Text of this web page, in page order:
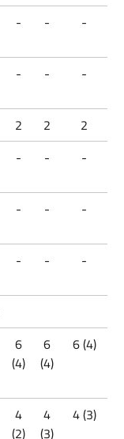
- - -
- - -
2 2
2
- - -
- - -
- - -
6
(4)
6
(4)
6 (4)
4
(2)
4
(3)
4 (3)